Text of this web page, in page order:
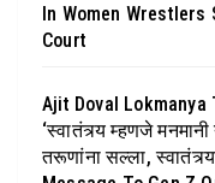
In Women Wrestlers
Court
Ajit Doval
‘स्वातंत्र्य म्हणजे
तरूणांना सल्ला,